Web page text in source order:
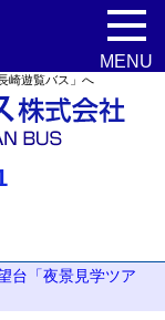
崎遊覧バス」へ
台「夜景見学ツア